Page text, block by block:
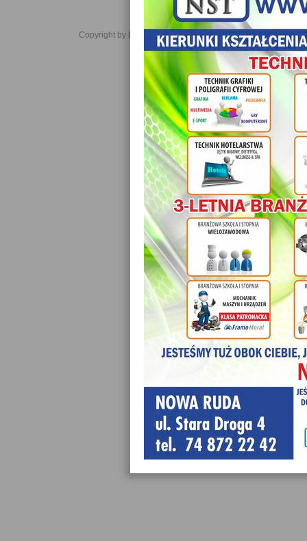
Copyright by Daniel JabĹoĹski 2006-2021. All rights